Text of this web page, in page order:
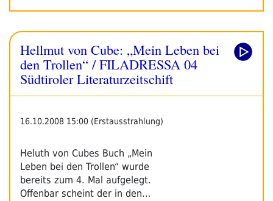
Hellmut von Cube: „Mein Leben bei
den Trollen“ / FILADRESSA 04
Südtiroler Literaturzeitschift
16.10.2008 15:00 (Erstausstrahlung)
Heluth von Cubes Buch „Mein
Leben bei den Trollen“ wurde
bereits zum 4. Mal aufgelegt.
Offenbar scheint der in den…